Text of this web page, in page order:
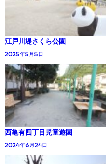
江戸川堤さくら公園
2025年5月5日
西亀有四丁目児童遊園
2024年6月24日